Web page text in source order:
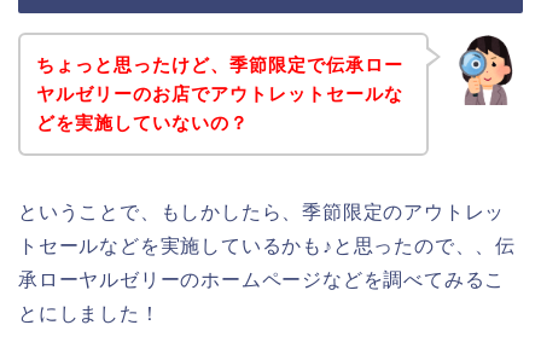
ちょっと思ったけど、季節限定で伝承ロー
ヤルゼリーのお店でアウトレットセールな
どを実施していないの？
ということで、もしかしたら、季節限定のアウトレッ
トセールなどを実施しているかも♪と思ったので、、伝
承ローヤルゼリーのホームページなどを調べてみるこ
とにしました！